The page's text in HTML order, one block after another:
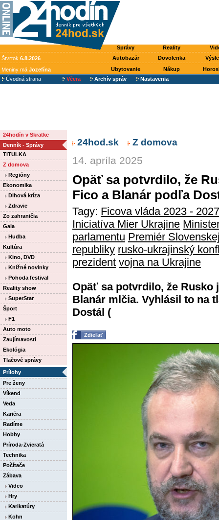
Správy Reality
Štvrtok 6.8.2026 Autobazár Dovolenka
Meniny má Jozefína Ubytovanie Nákup
Úvodná strana
Včera Archív správ Nastavenia
24hodín v Skratke
Denník - Správy
TITULKA
Z domova
Regióny
Ekonomika
Dlhová kríza
Zdravie
Zo zahraničia
Gala
Hudba
Kultúra
Kino, DVD
Knižné novinky
Pohoda festival
Reality show
SuperStar
Šport
F1
Auto moto
Zaujímavosti
Ekológia
Tlačové správy
Prílohy
Pre ženy
Víkend
Veda
Kariéra
Radíme
Hobby
Príroda-Zvieratá
Technika
Počítače
Zábava
Video
Hry
Karikatúry
Kohn
24hod.sk Z domova
14. apríla 2025
Opäť sa potvrdilo, že
Fico a Blanár podľa
Tagy: Ficova vláda 2023 -
Iniciatíva Mier Ukrajine
parlamentu Premiér
republiky rusko-ukrajinský
prezident vojna na Ukrajine
Opäť sa potvrdilo, že Rusko
Blanár mlčia. Vyhlásil to na
Dostál (
Zdieľať